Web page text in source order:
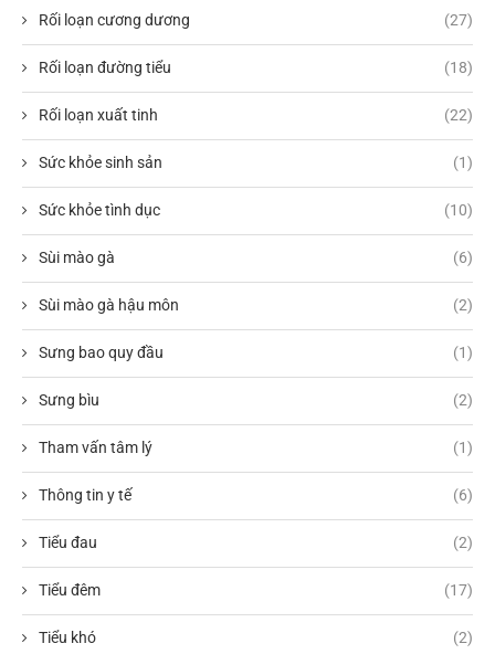
Rối loạn cương dương (27)
Rối loạn đường tiểu (18)
Rối loạn xuất tinh (22)
Sức khỏe sinh sản (1)
Sức khỏe tình dục (10)
Sùi mào gà (6)
Sùi mào gà hậu môn (2)
Sưng bao quy đầu (1)
Sưng bìu (2)
Tham vấn tâm lý (1)
Thông tin y tế (6)
Tiểu đau (2)
Tiểu đêm (17)
Tiểu khó (2)